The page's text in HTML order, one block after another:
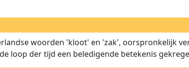
woorden 'kloot' en 'zak', oorspronkelijk
loop der tijd een beledigende betekenis